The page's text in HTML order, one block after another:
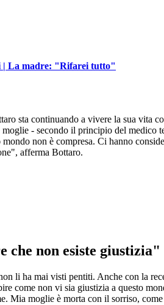
| La madre: "Rifarei tutto"
sta continuando a vivere la sua vita
- secondo il principio del medico
non è compresa. Ci hanno
afferma Bottaro.
non esiste giustizia"
li ha mai visti pentiti. Anche con la
come non vi sia giustizia a questo
moglie è morta con il sorriso,